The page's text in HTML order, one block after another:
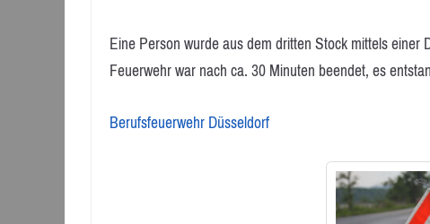
Eine Person wurde aus dem dritten Stock mittels
Feuerwehr war nach ca. 30 Minuten beendet, es
Berufsfeuerwehr Düsseldorf